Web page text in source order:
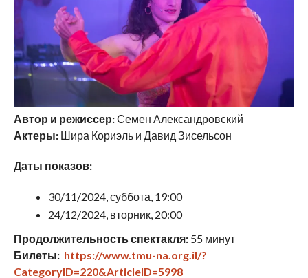
Автор и режиссер:Семен Александровский
Актеры:Шира Кориэль и Давид Зисельсон
Даты показов:
30/11/2024, суббота, 19:00
24/12/2024, вторник, 20:00
Продолжительность спектакля:55 минут
Билеты: https://www.tmu-na.org.il/?
CategoryID=220&ArticleID=5998